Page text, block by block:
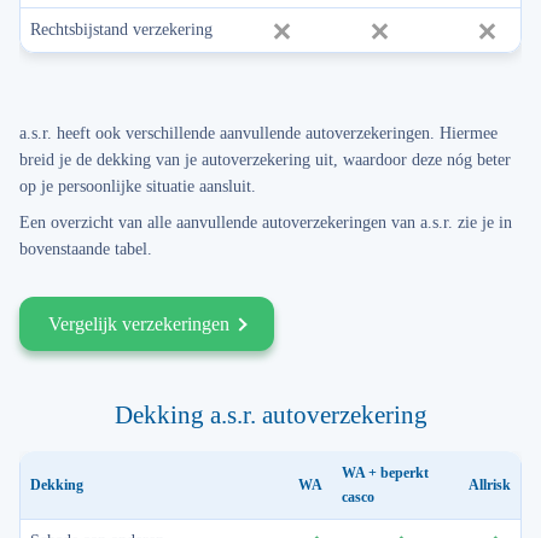
Dekking a.s.r. autoverzekering
Dekking WA
WA + beperkt
casco
Allrisk
Rechtsbijstand verzekering
a.s.r. heeft ook verschillende aanvullende autoverzekeringen. Hiermee
breid je de dekking van je autoverzekering uit, waardoor deze nóg beter
op je persoonlijke situatie aansluit.
Een overzicht van alle aanvullende autoverzekeringen van a.s.r. zie je in
bovenstaande tabel.
Vergelijk verzekeringen